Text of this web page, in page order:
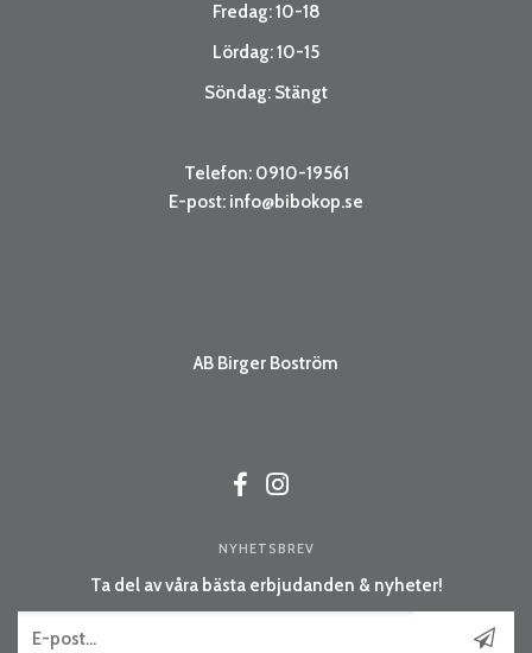
Fredag: 10-18
Lördag: 10-15
Söndag: Stängt
Telefon: 0910-19561
E-post: info@bibokop.se
AB Birger Boström
NYHETSBREV
Ta del av våra bästa erbjudanden & nyheter!